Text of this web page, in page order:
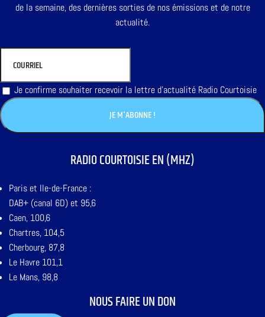
de la semaine, des dernières sorties de nos émissions et de notre
actualité.
Je confirme souhaiter recevoir la lettre d'actualité Radio Courtoisie
RADIO COURTOISIE EN (MHZ)
Paris et Ile-de-France :
DAB+ (canal 6D) et 95,6
Caen, 100,6
Chartres, 104,5
Cherbourg, 87,8
Le Havre 101,1
Le Mans, 98,8
NOUS FAIRE UN DON